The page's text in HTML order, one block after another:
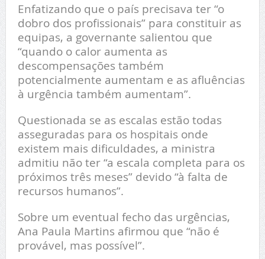
Enfatizando que o país precisava ter “o
dobro dos profissionais” para constituir as
equipas, a governante salientou que
“quando o calor aumenta as
descompensações também
potencialmente aumentam e as afluências
à urgência também aumentam”.
Questionada se as escalas estão todas
asseguradas para os hospitais onde
existem mais dificuldades, a ministra
admitiu não ter “a escala completa para os
próximos três meses” devido “à falta de
recursos humanos”.
Sobre um eventual fecho das urgências,
Ana Paula Martins afirmou que “não é
provável, mas possível”.